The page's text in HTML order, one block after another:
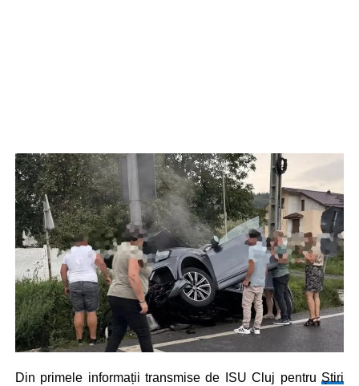
Din primele informații transmise de ISU Cluj pentru Știri